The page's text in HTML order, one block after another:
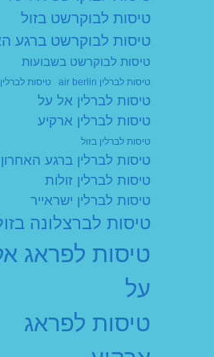
טיסות לבוקרשט בזול
טיסות לבוקרשט ברגע
טיסות לבוקרשט בשבועות
טיסות לברלין air berlin טיסות לברלין up
טיסות לברלין אל על
טיסות לברלין ארקיע
טיסות לברלין בזול
טיסות לברלין ברגע האחרון
טיסות לברלין זולות
טיסות לברלין ישראייר
טיסות לברצלונה
טיסות לפראג
על
טיסות לפראג